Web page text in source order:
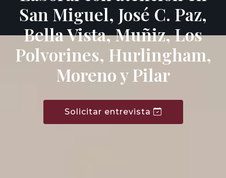
San Miguel, José C. Paz,
Bella Vista, Muñiz, Los
Polvorines, Hurlingham,
Moreno y Pilar
Solicitar entrevista